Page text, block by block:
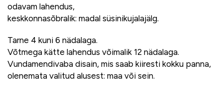
odavam lahendus,
keskkonnasõbralik: madal süsinikujalajälg.
Tarne 4 kuni 6 nädalaga.
Võtmega kätte lahendus võimalik 12 nädalaga.
Vundamendivaba disain, mis saab kiiresti kokku panna,
olenemata valitud alusest: maa või sein.